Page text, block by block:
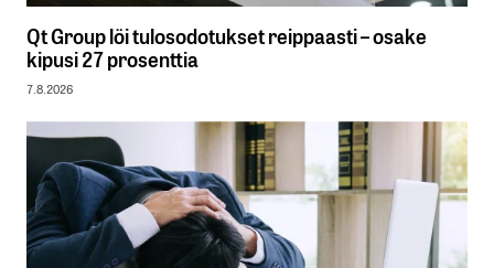
Qt Group löi tulosodotukset reippaasti – osake
kipusi 27 prosenttia
7.8.2026